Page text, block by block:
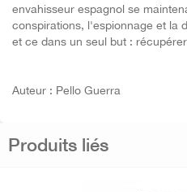
envahisseur espagnol se
conspirations, l'espionnage et la
et ce dans un seul but :
Auteur : Pello Guerra
Produits liés